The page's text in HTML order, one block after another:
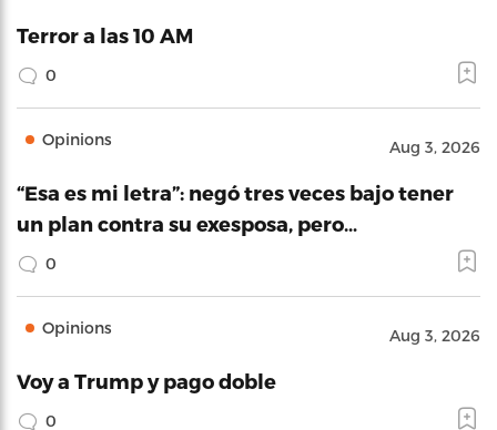
Terror a las 10 AM
0
Opinions Aug 3, 2026
“Esa es mi letra”: negó tres veces bajo tener
un plan contra su exesposa, pero…
0
Opinions Aug 3, 2026
Voy a Trump y pago doble
0